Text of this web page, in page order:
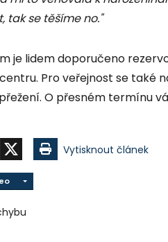
tak se těšíme no."
je lidem doporučeno
Pro veřejnost se také
O přesném termínu
LinkedIn Vytisknout článek